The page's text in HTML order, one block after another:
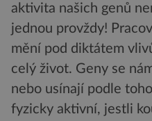
aktivita našich genů
jednou provždy!
mění pod diktátem
celý život. Geny se
nebo usínají podle
fyzicky aktivní, jestli